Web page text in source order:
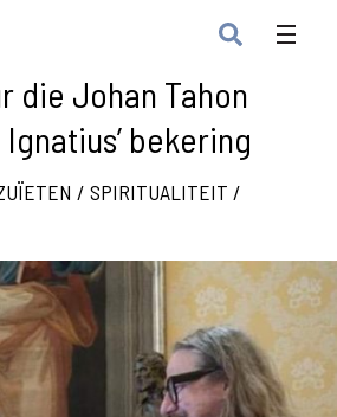
die Johan Tahon
bekering
/ SPIRITUALITEIT /